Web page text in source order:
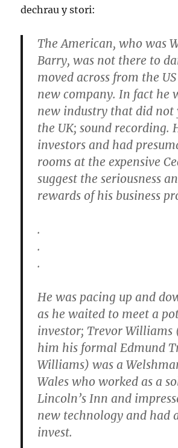
dechrau y stori:
The American, who was
Barry, was not there to
moved across from the
new company. In fact he
new industry that did not
the UK; sound recording.
investors and had
rooms at the expensive
suggest the seriousness
rewards of his business
.
.
.
He was pacing up and
as he waited to meet a
investor; Trevor Williams
him his formal Edmund
Williams) was a
Wales who worked as a
Lincoln’s Inn and
new technology and had
invest.